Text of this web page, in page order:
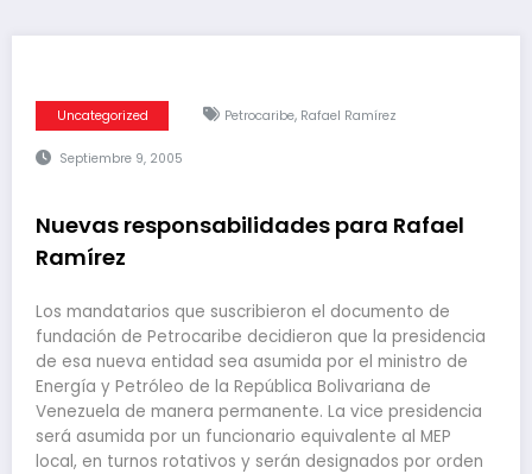
Uncategorized Petrocaribe, Rafael Ramírez
Septiembre 9, 2005
Nuevas responsabilidades para Rafael
Ramírez
Los mandatarios que suscribieron el documento de
fundación de Petrocaribe decidieron que la presidencia
de esa nueva entidad sea asumida por el ministro de
Energía y Petróleo de la República Bolivariana de
Venezuela de manera permanente. La vice presidencia
será asumida por un funcionario equivalente al MEP
local, en turnos rotativos y serán designados por orden